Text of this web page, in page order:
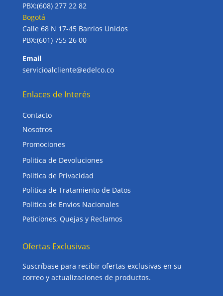
PBX:(608) 277 22 82
Bogotá
Calle 68 N 17-45 Barrios Unidos
PBX:(601) 755 26 00
Email
servicioalcliente@edelco.co
Enlaces de Interés
Contacto
Nosotros
Promociones
Politica de Devoluciones
Politica de Privacidad
Politica de Tratamiento de Datos
Politica de Envios Nacionales
Peticiones, Quejas y Reclamos
Ofertas Exclusivas
Suscríbase para recibir ofertas exclusivas en su
correo y actualizaciones de productos.